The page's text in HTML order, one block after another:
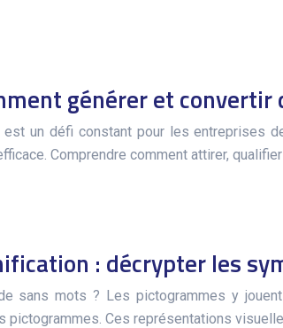
générer et
est un défi constant pour les
Comprendre comment attirer,
: décrypter les
sans mots ? Les pictogrammes y
pictogrammes. Ces représentations